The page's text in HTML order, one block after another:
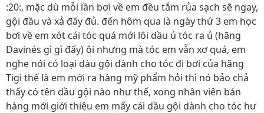
:20:, mặc dù mỗi lần bơi về em đều tắm rủa sạch sẽ ngay,
gội đầu và xả đấy đủ. đến hôm qua là ngày thứ 3 em học
bơi về em xót cái tóc quá mới lôi dầu ủ tóc ra ủ (hãng
Davinés gì gì đấy) ôi nhưng mà tóc em vẫn xơ quá, em
nghe nói có loại dàu gội dành cho tóc đi bơi của hãng
Tigi thế là em mới ra hàng mỹ phẩm hỏi thì nó bảo chả
thấy có tên dầu gội nào như thế, xong nhân viên bán
hàng mới giới thiệu em mấy cái dầu gội dành cho tóc hư